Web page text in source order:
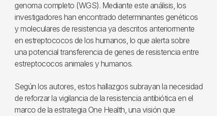
genoma completo (WGS). Mediante este análisis, los
investigadores han encontrado determinantes genéticos
y moleculares de resistencia ya descritos anteriormente
en estreptococos de los humanos, lo que alerta sobre
una potencial transferencia de genes de resistencia entre
estreptococos animales y humanos.
Según los autores, estos hallazgos subrayan la necesidad
de reforzar la vigilancia de la resistencia antibiótica en el
marco de la estrategia One Health, una visión que